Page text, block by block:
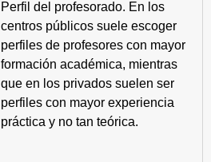
Perfil del profesorado. En los
centros públicos suele escoger
perfiles de profesores con mayor
formación académica, mientras
que en los privados suelen ser
perfiles con mayor experiencia
práctica y no tan teórica.